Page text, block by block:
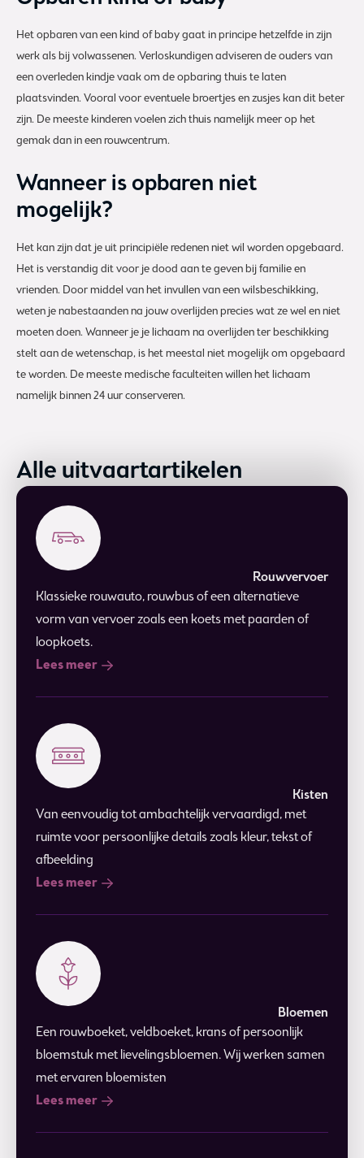
Het opbaren van een kind of baby gaat in principe hetzelfde in zijn
werk als bij volwassenen. Verloskundigen adviseren de ouders van
een overleden kindje vaak om de opbaring thuis te laten
plaatsvinden. Vooral voor eventuele broertjes en zusjes kan dit beter
zijn. De meeste kinderen voelen zich thuis namelijk meer op het
gemak dan in een rouwcentrum.
Wanneer is opbaren niet
mogelijk?
Het kan zijn dat je uit principiële redenen niet wil worden opgebaard.
Het is verstandig dit voor je dood aan te geven bij familie en
vrienden. Door middel van het invullen van een wilsbeschikking,
weten je nabestaanden na jouw overlijden precies wat ze wel en niet
moeten doen. Wanneer je je lichaam na overlijden ter beschikking
stelt aan de wetenschap, is het meestal niet mogelijk om opgebaard
te worden. De meeste medische faculteiten willen het lichaam
namelijk binnen 24 uur conserveren.
Alle uitvaartartikelen
Rouwvervoer
Klassieke rouwauto, rouwbus of een alternatieve
vorm van vervoer zoals een koets met paarden of
loopkoets.
Lees meer
Kisten
Van eenvoudig tot ambachtelijk vervaardigd, met
ruimte voor persoonlijke details zoals kleur, tekst of
afbeelding
Lees meer
Bloemen
Een rouwboeket, veldboeket, krans of persoonlijk
bloemstuk met lievelingsbloemen. Wij werken samen
met ervaren bloemisten
Lees meer